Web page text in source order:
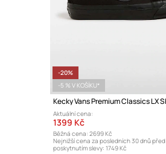
-20%
-5 % V KOŠÍKU*
Aktuální cena:
1399 Kč
Běžná cena: 2699 Kč
Nejnižší cena za posledních 30 dnů před
poskytnutím slevy: 1749 Kč